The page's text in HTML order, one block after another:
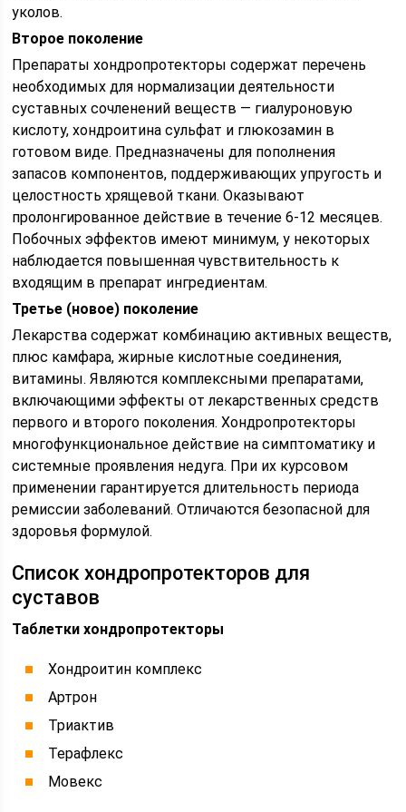
уколов.
Второе поколение
Препараты хондропротекторы содержат перечень
необходимых для нормализации деятельности
суставных сочленений веществ — гиалуроновую
кислоту, хондроитина сульфат и глюкозамин в
готовом виде. Предназначены для пополнения
запасов компонентов, поддерживающих упругость и
целостность хрящевой ткани. Оказывают
пролонгированное действие в течение 6-12 месяцев.
Побочных эффектов имеют минимум, у некоторых
наблюдается повышенная чувствительность к
входящим в препарат ингредиентам.
Третье (новое) поколение
Лекарства содержат комбинацию активных веществ,
плюс камфара, жирные кислотные соединения,
витамины. Являются комплексными препаратами,
включающими эффекты от лекарственных средств
первого и второго поколения. Хондропротекторы
многофункциональное действие на симптоматику и
системные проявления недуга. При их курсовом
применении гарантируется длительность периода
ремиссии заболеваний. Отличаются безопасной для
здоровья формулой.
Список хондропротекторов для
суставов
Таблетки хондропротекторы
Хондроитин комплекс
Артрон
Триактив
Терафлекс
Мовекс